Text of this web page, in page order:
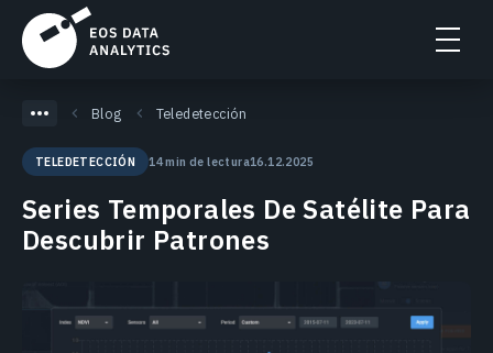
Blog Teledetección
TELEDETECCIÓN 14 min de lectura16.12.2025
Series Temporales De Satélite Para
Descubrir Patrones